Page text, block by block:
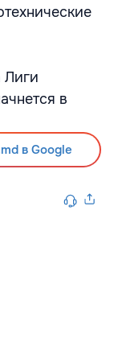
Лиги
в
в Google